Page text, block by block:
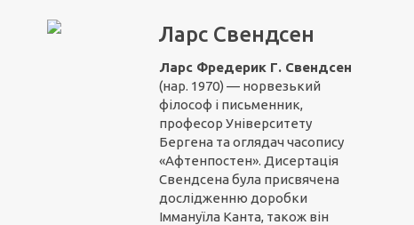
Ларс Свендсен
Ларс Фредерик Г. Свендсен
(нар. 1970) — норвезький
філософ і письменник,
професор Університету
Бергена та оглядач часопису
«Афтенпостен». Дисертація
Свендсена була присвячена
дослідженню доробки
Іммануїла Канта, також він